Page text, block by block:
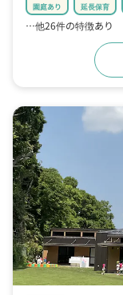
園庭あり 延長保育
…他26件の特徴あり